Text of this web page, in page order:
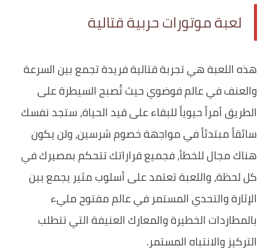
لعبة موتورات حربية قتالية
هذه اللعبة هي تجربة قتالية فريدة تجمع بين السرعة
والعنف في عالم فوضوي حيث تُصبح السيطرة على
الطريق أمراً حيوياً للبقاء على قيد الحياة، ستجد نفسك
سائقاً مبتدئاً في مواجهة خصوم شرسين، ولن يكون
هناك مجال للخطأ، فجميع قراراتك تتحكم بمصيرك في
كل لحظة، واللعبة تعتمد على أسلوب مثير يجمع بين
الإثارة والتحدي المستمر في عالم مفتوح مليء
بالمطاردات الخطيرة والمعارك العنيفة التي تتطلب
التركيز والانتباه المستمر.